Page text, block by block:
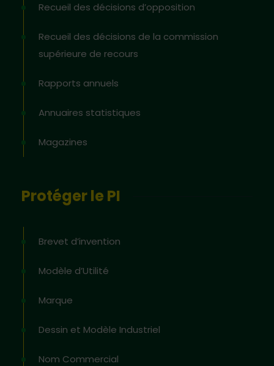
Recueil des décisions d’opposition
Recueil des décisions de la commission
supérieure de recours
Rapports annuels
Annuaires statistiques
Magazines
Protéger le PI
Brevet d’invention
Modèle d’Utilité
Marque
Dessin et Modèle Industriel
Nom Commercial